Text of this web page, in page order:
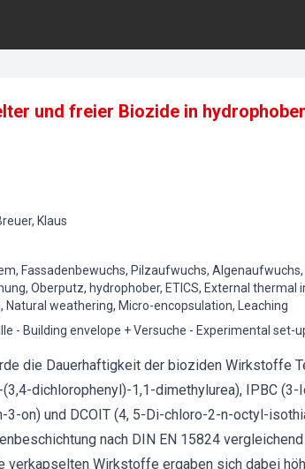
und freier Biozide in
Klaus
Fassadenbewuchs, Pilzaufwuchs,
Oberputz, hydrophober, ETICS, External
Natural weathering, Micro-encopsulation, Leaching
- Building envelope + Versuche - Experimental set-
die Dauerhaftigkeit der bioziden Wirkstoffe
dichlorophenyl)-1,1-dimethylurea), IPBC
on) und DCOIT (4, 5-Di-chloro-2-n-octyl-
nach DIN EN 15824
verkapselten Wirkstoffe ergaben sich dabei